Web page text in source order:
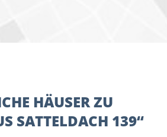
HÄUSER ZU
SATTELDACH 139“